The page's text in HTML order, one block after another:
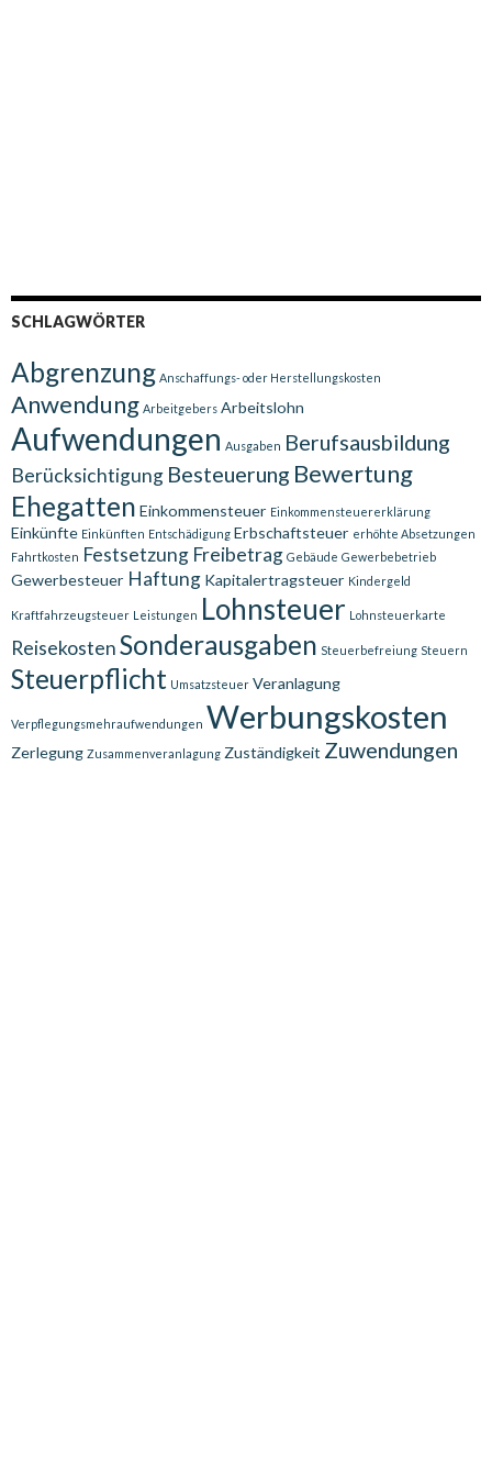
SCHLAGWÖRTER
Abgrenzung Anschaffungs- oder Herstellungskosten
Anwendung Arbeitgebers Arbeitslohn
Aufwendungen Ausgaben Berufsausbildung
Berücksichtigung Besteuerung Bewertung
Ehegatten Einkommensteuer Einkommensteuererklärung
Einkünfte Einkünften Entschädigung Erbschaftsteuer erhöhte Absetzungen
Fahrtkosten Festsetzung Freibetrag Gebäude Gewerbebetrieb
Gewerbesteuer Haftung Kapitalertragsteuer Kindergeld
Kraftfahrzeugsteuer Leistungen Lohnsteuer Lohnsteuerkarte
ReisekostenSonderausgaben Steuerbefreiung Steuern
Steuerpflicht Umsatzsteuer Veranlagung
Verpflegungsmehraufwendungen Werbungskosten
Zerlegung Zusammenveranlagung Zuständigkeit Zuwendungen